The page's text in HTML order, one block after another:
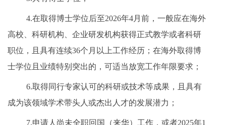
4.在取得博士学位后至2026年4月前，一般应在海外
高校、科研机构、企业研发机构获得正式教学或者科研
职位，且具有连续36个月以上工作经历；在海外取得博
士学位且业绩特别突出的，可适当放宽工作年限要求；
6.取得同行专家认可的科研或技术等成果，且具有
成为该领域学术带头人或杰出人才的发展潜力；
7.申请人尚未全职回国（来华）工作，或者2025年1